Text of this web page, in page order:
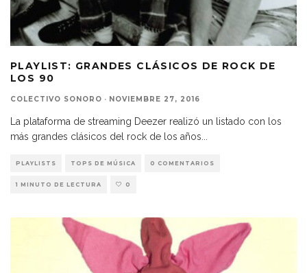
PLAYLIST: GRANDES CLÁSICOS DE ROCK DE
LOS 90
COLECTIVO SONORO · NOVIEMBRE 27, 2016
La plataforma de streaming Deezer realizó un listado con los
más grandes clásicos del rock de los años
PLAYLISTS TOPS DE MÚSICA 0 COMENTARIOS
1 MINUTO DE LECTURA 0